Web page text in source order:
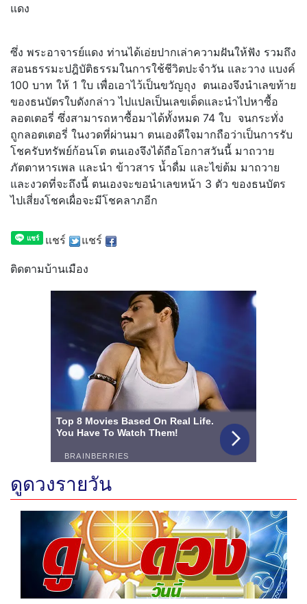
แดง
ซึ่ง พระอาจารย์แดง ท่านได้เอ่ยปากเล่าความฝันให้ฟัง รวมถึง
สอนธรรมะปฎิบัติธรรมในการใช้ชีวิตปะจำวัน และวาง แบงค์
100 บาท ให้ 1 ใบ เพื่อเอาไว้เป็นขวัญถุง ตนเองจึงนำเลขท้าย
ของธนบัตรใบดังกล่าว ไปแปลเป็นเลขเด็ดและนำไปหาซื้อ
ลอตเตอรี่ ซึ่งสามารถหาซื้อมาได้ทั้งหมด 74 ใบ จนกระทั่ง
ถูกลอตเตอรี่ ในงวดที่ผ่านมา ตนเองดีใจมากถือว่าเป็นการรับ
โชครับทรัพย์ก้อนโต ตนเองจึงได้ถือโอกาสวันนี้ มาถวาย
ภัตตาหารเพล และนำ ข้าวสาร น้ำดื่ม และไข่ต้ม มาถวาย
และงวดที่จะถึงนี้ ตนเองจะขอนำเลขหน้า 3 ตัว ของธนบัตร
ไปเสี่ยงโชคเผื่อจะมีโชคลาภอีก
แชร์ แชร์
ติดตามบ้านเมือง
ดูดวงรายวัน